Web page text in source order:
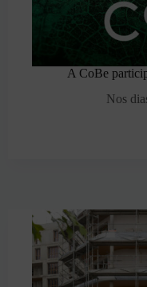
A CoBe
Nos